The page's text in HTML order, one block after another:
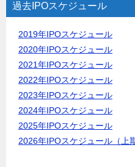
過去IPOスケジュール
2019年IPOスケジュール
2020年IPOスケジュール
2021年IPOスケジュール
2022年IPOスケジュール
2023年IPOスケジュール
2024年IPOスケジュール
2025年IPOスケジュール
2026年IPOスケジュール（上